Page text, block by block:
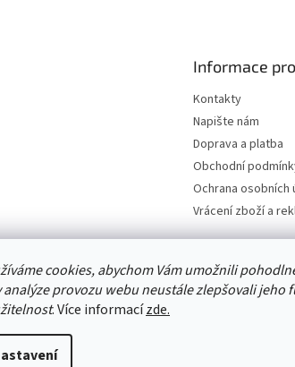
cookies, abychom Vám umožnili
analýze provozu webu neustále zlepšovali jeho
. Více informacízde.
Informace
Kontakty
Napište nám
Doprava a platba
Obchodní
Ochrana osobních
Vrácení zboží a